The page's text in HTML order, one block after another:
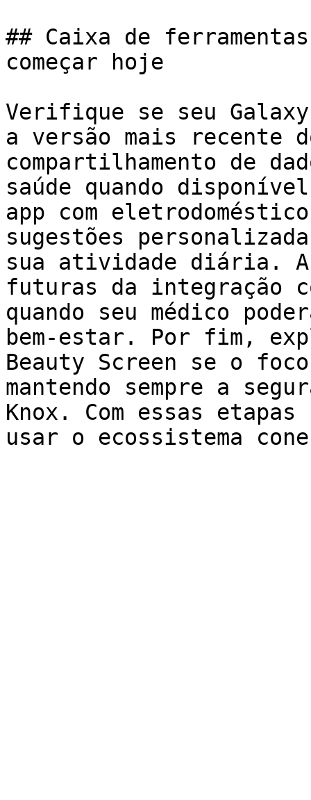
## Caixa de
começar hoje
Verifique se seu
a versão mais recente
compartilhamento de
saúde quando
app com
sugestões
sua atividade diária.
futuras da integração
quando seu médico
bem-estar. Por fim,
Beauty Screen se o
mantendo sempre a
Knox. Com essas
usar o ecossistema